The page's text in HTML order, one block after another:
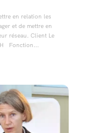
en relation les
et de mettre en
réseau. Client Le
Fonction...